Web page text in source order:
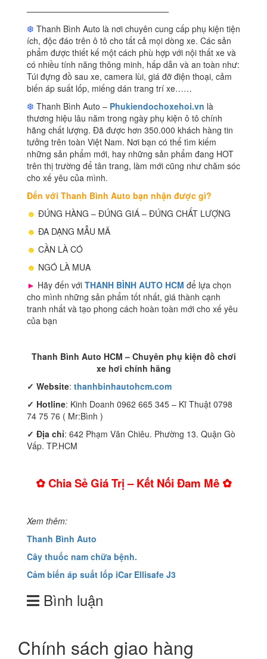
—————————————————
❆ Thanh Bình Auto là nơi chuyên cung cấp phụ kiện tiện
ích, độc đáo trên ô tô cho tất cả mọi dòng xe. Các sản
phẩm được thiết kế một cách phù hợp với nội thất xe và
có nhiều tính năng thông minh, hấp dẫn và an toàn như:
Túi đựng đồ sau xe, camera lùi, giá đỡ điện thoại, cảm
biến áp suất lốp, miếng dán trang trí xe……
❆ Thanh Bình Auto – Phukiendochoxehoi.vn là
thương hiệu lâu năm trong ngày phụ kiện ô tô chính
hãng chất lượng. Đã được hơn 350.000 khách hàng tin
tưởng trên toàn Việt Nam. Nơi bạn có thể tìm kiếm
những sản phẩm mới, hay những sản phẩm đang HOT
trên thị trường để tân trang, làm mới cũng như chăm sóc
cho xế yêu của mình.
Đến với Thanh Bình Auto bạn nhận được gì?
☻ ĐÚNG HÀNG – ĐÚNG GIÁ – ĐÚNG CHẤT LƯỢNG
☻ ĐA DẠNG MẪU MÃ
☻ CẦN LÀ CÓ
☻ NGÓ LÀ MUA
► Hãy đến với THANH BÌNH AUTO HCM để lựa chọn
cho mình những sản phẩm tốt nhất, giá thành cạnh
tranh nhất và tạo phong cách hoàn toàn mới cho xế yêu
của bạn
Thanh Bình Auto HCM – Chuyên phụ kiện đồ chơi
xe hơi chính hãng
✓ Website: thanhbinhautohcm.com
✓ Hotline: Kinh Doanh 0962 665 345 – Kĩ Thuật 0798
74 75 76 ( Mr:Bình )
✓ Địa chỉ: 642 Phạm Văn Chiêu. Phường 13. Quận Gò
Vấp. TP.HCM
✿ Chia Sẻ Giá Trị – Kết Nối Đam Mê ✿
Xem thêm:
Thanh Bình Auto
Cây thuốc nam chữa bệnh.
Cảm biến áp suất lốp iCar Ellisafe J3
Bình luận
Chính sách giao hàng